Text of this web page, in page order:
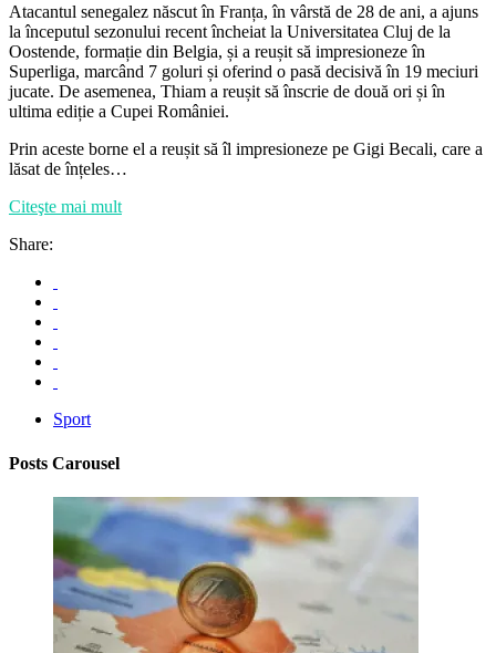
Atacantul senegalez născut în Franța, în vârstă de 28 de ani, a ajuns
la începutul sezonului recent încheiat la Universitatea Cluj de la
Oostende, formație din Belgia, și a reușit să impresioneze în
Superliga, marcând 7 goluri și oferind o pasă decisivă în 19 meciuri
jucate. De asemenea, Thiam a reușit să înscrie de două ori și în
ultima ediție a Cupei României.
Prin aceste borne el a reușit să îl impresioneze pe Gigi Becali, care a
lăsat de înțeles…
Citeşte mai mult
Share:
Sport
Posts Carousel